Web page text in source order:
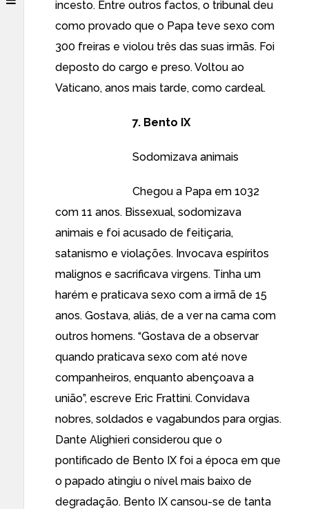
incesto. Entre outros factos, o tribunal deu
como provado que o Papa teve sexo com
300 freiras e violou três das suas irmãs. Foi
deposto do cargo e preso. Voltou ao
Vaticano, anos mais tarde, como cardeal.
7. Bento IX
Sodomizava animais
Chegou a Papa em 1032
com 11 anos. Bissexual, sodomizava
animais e foi acusado de feitiçaria,
satanismo e violações. Invocava espíritos
malignos e sacrificava virgens. Tinha um
harém e praticava sexo com a irmã de 15
anos. Gostava, aliás, de a ver na cama com
outros homens. “Gostava de a observar
quando praticava sexo com até nove
companheiros, enquanto abençoava a
união”, escreve Eric Frattini. Convidava
nobres, soldados e vagabundos para orgias.
Dante Alighieri considerou que o
pontificado de Bento IX foi a época em que
o papado atingiu o nível mais baixo de
degradação. Bento IX cansou-se de tanta